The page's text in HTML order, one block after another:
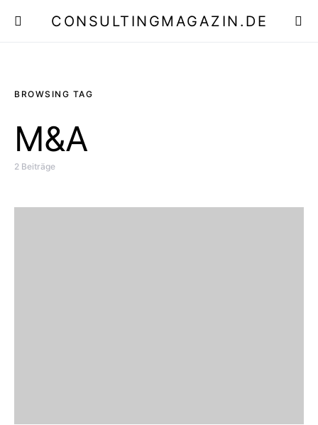
CONSULTINGMAGAZIN.DE
BROWSING TAG
M&A
2 Beiträge